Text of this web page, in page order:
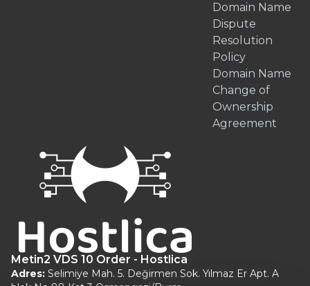
Domain Name
Dispute
Resolution
Policy
Domain Name
Change of
Ownership
Agreement
Metin2 VDS 10 Order - Hostlica
Adres: Selimiye Mah. 5. Değirmen Sok. Yılmaz Er Apt. A